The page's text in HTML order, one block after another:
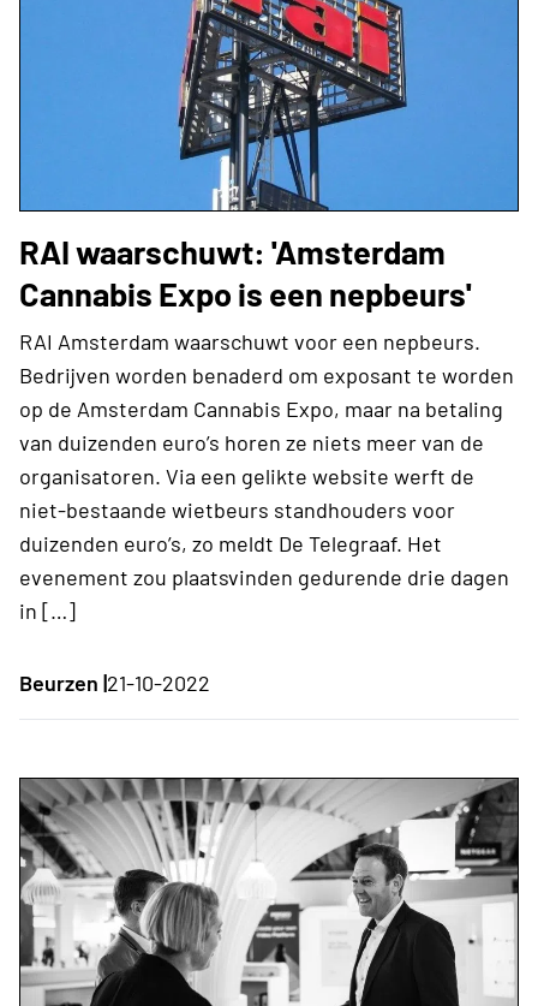
RAI waarschuwt: 'Amsterdam
Cannabis Expo is een nepbeurs'
RAI Amsterdam waarschuwt voor een nepbeurs.
Bedrijven worden benaderd om exposant te worden
op de Amsterdam Cannabis Expo, maar na betaling
van duizenden euro’s horen ze niets meer van de
organisatoren. Via een gelikte website werft de
niet-bestaande wietbeurs standhouders voor
duizenden euro’s, zo meldt De Telegraaf. Het
evenement zou plaatsvinden gedurende drie dagen
in […]
Beurzen |21-10-2022